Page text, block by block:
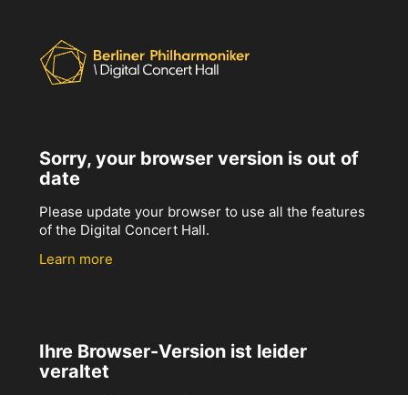
Sorry, your browser version is out of
date
Please update your browser to use all the features
of the Digital Concert Hall.
Learn more
Ihre Browser-Version ist leider
veraltet